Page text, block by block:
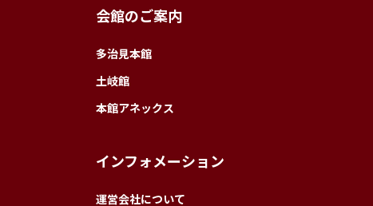
会館のご案内
多治見本館
土岐館
本館アネックス
インフォメーション
運営会社について